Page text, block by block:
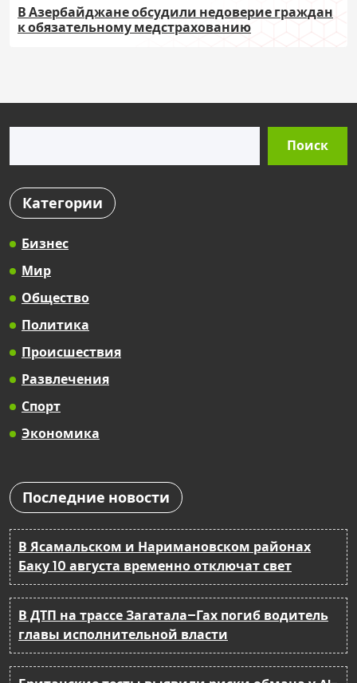
В Азербайджане обсудили недоверие граждан
к обязательному медстрахованию
Поиск
Категории
Бизнес
Мир
Общество
Политика
Происшествия
Развлечения
Спорт
Экономика
Последние новости
В Ясамальском и Наримановском районах
Баку 10 августа временно отключат свет
В ДТП на трассе Загатала–Гах погиб водитель
главы исполнительной власти